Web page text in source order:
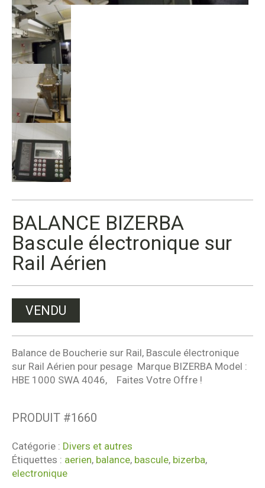
BALANCE BIZERBA
Bascule électronique sur
Rail Aérien
VENDU
Balance de Boucherie sur Rail, Bascule électronique
sur Rail Aérien pour pesage Marque BIZERBA Model :
HBE 1000 SWA 4046, Faites Votre Offre !
PRODUIT #1660
Catégorie : Divers et autres
Étiquettes : aerien, balance, bascule, bizerba,
electronique